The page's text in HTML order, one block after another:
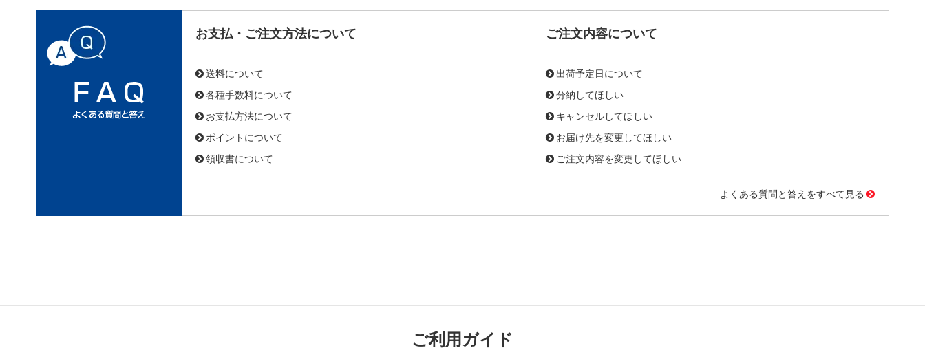
お支払・ご注文方法について
送料について
各種手数料について
お支払方法について
ポイントについて
領収書について
ご注文内容について
出荷予定日について
分納してほしい
キャンセルしてほしい
お届け先を変更してほしい
ご注文内容を変更してほしい
よくある質問と答えをすべて見る
ご利用ガイド